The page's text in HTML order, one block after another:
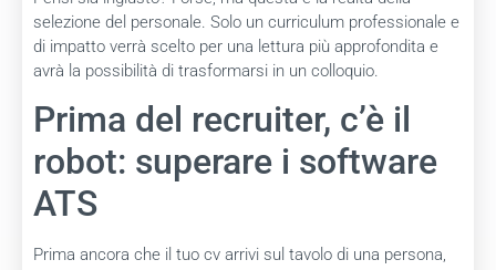
selezione del personale. Solo un curriculum professionale e
di impatto verrà scelto per una lettura più approfondita e
avrà la possibilità di trasformarsi in un colloquio.
Prima del recruiter, c’è il
robot: superare i software
ATS
Prima ancora che il tuo cv arrivi sul tavolo di una persona,